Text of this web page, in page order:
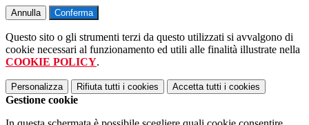
Annulla Conferma
Questo sito o gli strumenti terzi da questo utilizzati si avvalgono di
cookie necessari al funzionamento ed utili alle finalità illustrate nella
COOKIE POLICY.
Personalizza Rifiuta tutti i cookies Accetta tutti i cookies
Gestione cookie